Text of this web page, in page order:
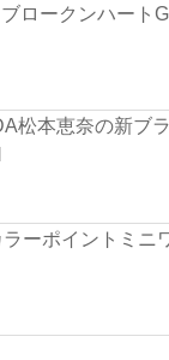
ロークンハート
松本恵奈の新ブ
ーポイントミニ